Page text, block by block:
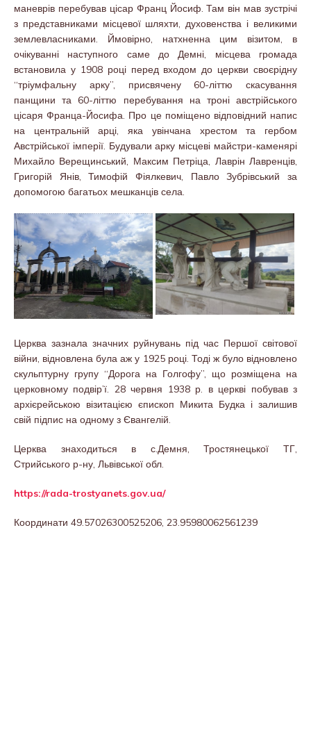
маневрів перебував цісар Франц Йосиф. Там він мав зустрічі
з представниками місцевої шляхти, духовенства і великими
землевласниками. Ймовірно, натхненна цим візитом, в
очікуванні наступного саме до Демні, місцева громада
встановила у 1908 році перед входом до церкви своєрідну
“тріумфальну арку”, присвячену 60-літтю скасування
панщини та 60-літтю перебування на троні австрійського
цісаря Франца-Йосифа. Про це поміщено відповідний напис
на центральній арці, яка увінчана хрестом та гербом
Австрійської імперії. Будували арку місцеві майстри-каменярі
Михайло Верещинський, Максим Петріца, Лаврін Лавренців,
Григорій Янів, Тимофій Фіялкевич, Павло Зубрівський за
допомогою багатьох мешканців села.
Церква зазнала значних руйнувань під час Першої світової
війни, відновлена була аж у 1925 році. Тоді ж було відновлено
скульптурну групу “Дорога на Голгофу”, що розміщена на
церковному подвір’ї. 28 червня 1938 р. в церкві побував з
архієрейською візитацією єпископ Микита Будка і залишив
свій підпис на одному з Євангелій.
Церква знаходиться в с.Демня, Тростянецької ТГ,
Стрийського р-ну, Львівської обл.
https://rada-trostyanets.gov.ua/
Координати 49.57026300525206, 23.95980062561239